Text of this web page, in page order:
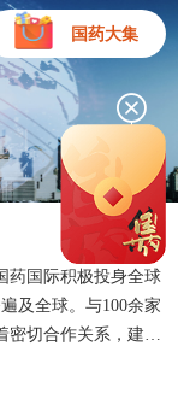
药国际积极投身全球
及全球。与100余家
密切合作关系，建立
195个。
国药大集